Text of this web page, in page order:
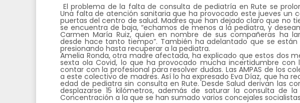
El problema de la falta de consulta de pediatría en Rute se
Una falta de atención sanitaria que ha provocado este jueves un
puertas del centro de salud. Madres que han dejado claro que no
se encuentra de baja, “echamos de menos a la pediatra, y
Carmen María Ruiz, quien en nombre de sus compañeras ha
desde hace tanto tiempo”. También ha adelantado que se
presionando hasta recuperar a la pediatra.
Amelia Ronda, otra madre afectada, ha explicado que estos dos
sexta ola Covid, lo que ha provocado mucha incertidumbre con
contar con la profesional para resolver dudas. Las AMPAS de los
a este colectivo de madres. Así lo ha expresado Eva Díaz, que ha
edad de pediatra sin consulta en Rute. Desde Salud derivan las
desplazarse 15 kilómetros, además de saturar la consulta de
Concentración a la que se han sumado varios concejales